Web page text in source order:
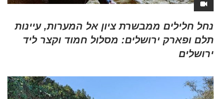
נחל חלילים ממבשרת ציון אל המערות, עיינות
תלם ופארק ירושלים: מסלול חמוד וקצר ליד
ירושלים